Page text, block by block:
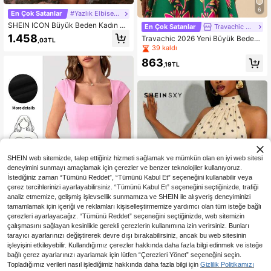
En Çok Satanlar #Yazlık Elbiseler
SHEIN ICON Büyük Beden Kadın Tu
runcu Gradyan Desenli Boyundan B
ağlamalı Elbise
1.458 ,03TL
7
Büyük Beden Kadın Yazlık Kısa Koll
u Kare Yaka A Kesim Mini Pembe El
bise, Sevgililer Günü Randevusu, D
oğum Günü Partisi ve Gece Partisi İ
39 kaldı
1.290,66TL
6
En Çok Satanlar Travachic CURVE
Travachic 2026 Yeni Büyük Beden
Tatil İçin Günlük Rahat Mini Elbise
39 kaldı
863 ,19TL
7
En Çok Satanlar SHEIN SXY CURVE
SHEIN web sitemizde, talep ettiğiniz hizmeti sağlamak ve mümkün olan en iyi web sitesi
deneyimini sunmayı amaçlamak için çerezler ve benzer teknolojiler kullanıyoruz.
İstediğiniz zaman “Tümünü Reddet”, “Tümünü Kabul Et” seçeneğini kullanabilir veya
çerez tercihlerinizi ayarlayabilirsiniz. “Tümünü Kabul Et” seçeneğini seçtiğinizde, trafiği
analiz etmemize, gelişmiş işlevsellik sunmamıza ve SHEIN ile alışveriş deneyiminizi
tamamlamak için içeriği ve reklamları kişiselleştirmemize yardımcı olan tüm isteğe bağlı
çerezleri ayarlayacağız. “Tümünü Reddet” seçeneğini seçtiğinizde, web sitemizin
çalışmasını sağlayan kesinlikle gerekli çerezlerin kullanımına izin verirsiniz. Bunları
tarayıcı ayarlarınızı değiştirerek devre dışı bırakabilirsiniz, ancak bu web sitesinin
işleyişini etkileyebilir. Kullandığımız çerezler hakkında daha fazla bilgi edinmek ve isteğe
bağlı çerez ayarlarınızı ayarlamak için lütfen “Çerezleri Yönet” seçeneğini seçin.
Topladığımız verileri nasıl işlediğimiz hakkında daha fazla bilgi için Gizlilik Politikamızı